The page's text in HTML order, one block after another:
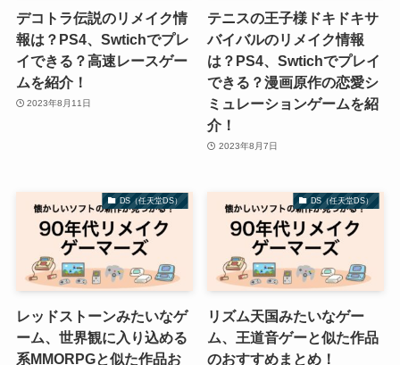
デコトラ伝説のリメイク情
報は？PS4、Swtichでプレ
イできる？高速レースゲー
ムを紹介！
2023年8月11日
テニスの王子様ドキドキサ
バイバルのリメイク情報
は？PS4、Swtichでプレイ
できる？漫画原作の恋愛シ
ミュレーションゲームを紹
介！
2023年8月7日
DS（任天堂DS）
レッドストーンみたいなゲ
ーム、世界観に入り込める
系MMORPGと似た作品お
DS（任天堂DS）
リズム天国みたいなゲー
ム、王道音ゲーと似た作品
のおすすめまとめ！